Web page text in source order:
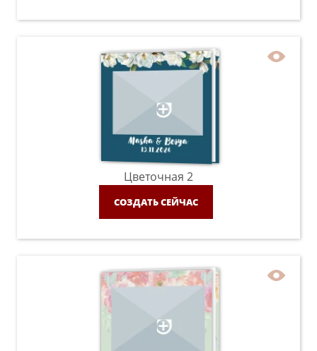
Цветочная 2
СОЗДАТЬ СЕЙЧАС